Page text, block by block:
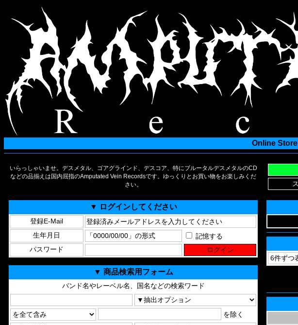
Online Store
いらっしゃいませ。デスメタル、ゴアグラインド、デスコア、特にブルータルデスメタルのCD
などの品揃えは国内屈指のAmputated Vein Recordsです。ゆっくりとお買い物をお楽しみくだ
さい。
▼ ログインしてください
登録E-Mail
生年月日
記憶する
パスワード
▼ 商品検索用フォーム
バンド名やレーベル名、国名などの検索ワード
を除く